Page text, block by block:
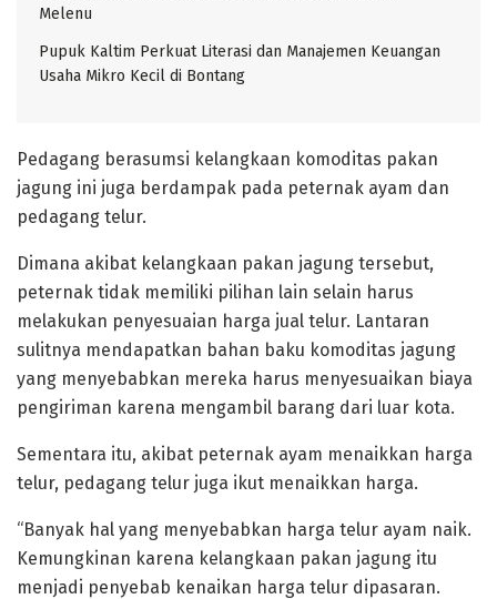
Melenu
Pupuk Kaltim Perkuat Literasi dan Manajemen Keuangan
Usaha Mikro Kecil di Bontang
Pedagang berasumsi kelangkaan komoditas pakan
jagung ini juga berdampak pada peternak ayam dan
pedagang telur.
Dimana akibat kelangkaan pakan jagung tersebut,
peternak tidak memiliki pilihan lain selain harus
melakukan penyesuaian harga jual telur. Lantaran
sulitnya mendapatkan bahan baku komoditas jagung
yang menyebabkan mereka harus menyesuaikan biaya
pengiriman karena mengambil barang dari luar kota.
Sementara itu, akibat peternak ayam menaikkan harga
telur, pedagang telur juga ikut menaikkan harga.
“Banyak hal yang menyebabkan harga telur ayam naik.
Kemungkinan karena kelangkaan pakan jagung itu
menjadi penyebab kenaikan harga telur dipasaran.